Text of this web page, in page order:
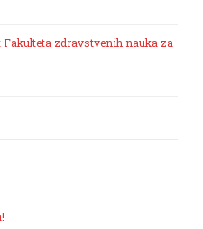
Fakulteta zdravstvenih nauka za